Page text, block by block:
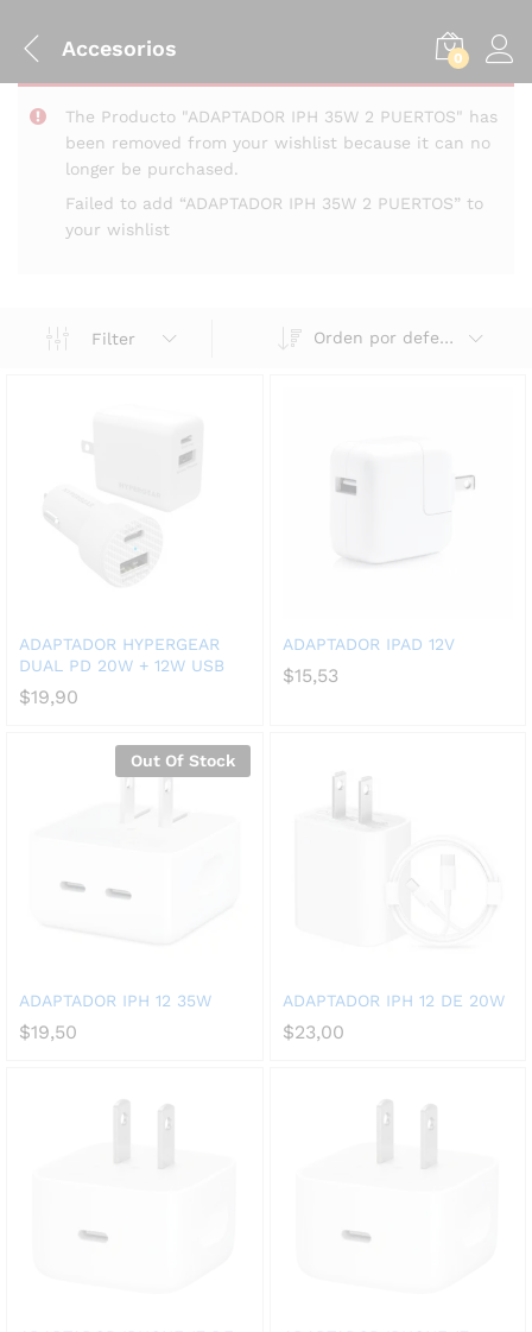
Accesorios 0
The Producto "ADAPTADOR IPH 35W 2 PUERTOS" has
been removed from your wishlist because it can no
longer be purchased.
Failed to add “ADAPTADOR IPH 35W 2 PUERTOS” to
your wishlist
Filter Orden por defecto
ADAPTADOR HYPERGEAR
DUAL PD 20W + 12W USB
$19,90
ADAPTADOR IPAD 12V
$15,53
Out Of Stock
ADAPTADOR IPH 12 35W
$19,50
ADAPTADOR IPH 12 DE 20W
$23,00